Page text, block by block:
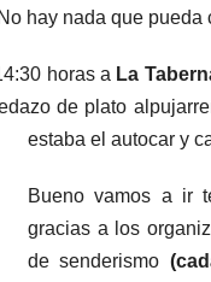
hay nada que
horas a La
de plato
estaba el autocar y
Bueno vamos a ir
gracias a los
de senderismo